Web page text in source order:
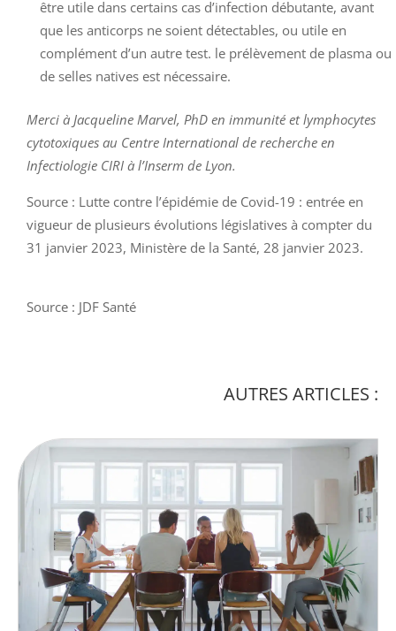
être utile dans certains cas d’infection débutante, avant
que les anticorps ne soient détectables, ou utile en
complément d’un autre test. le prélèvement de plasma ou
de selles natives est nécessaire.
Merci à Jacqueline Marvel, PhD en immunité et lymphocytes
cytotoxiques au Centre International de recherche en
Infectiologie CIRI à l’Inserm de Lyon.
Source : Lutte contre l’épidémie de Covid-19 : entrée en
vigueur de plusieurs évolutions législatives à compter du
31 janvier 2023, Ministère de la Santé, 28 janvier 2023.
Source : JDF Santé
AUTRES ARTICLES :